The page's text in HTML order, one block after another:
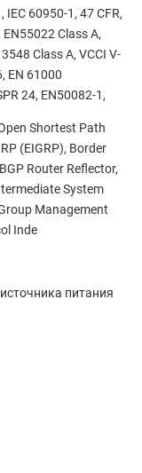
60950-1, 47 CFR,
EN55022 Class A,
Class A, VCCI V-
EN 61000
24, EN50082-1,
Shortest Path
(EIGRP), Border
Router Reflector,
System
Management
Inde
питания